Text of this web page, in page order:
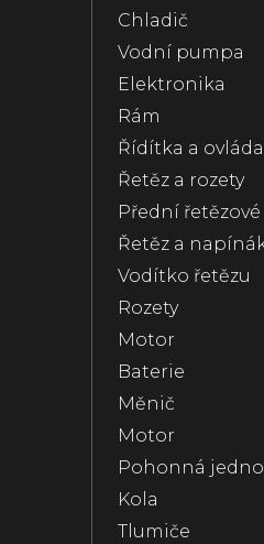
Chladič
Vodní pumpa
Elektronika
Rám
Řídítka a
Řetěz a rozety
Přední
Řetěz a
Vodítko řetězu
Rozety
Motor
Baterie
Měnič
Motor
Pohonná
Kola
Tlumiče